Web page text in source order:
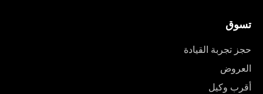
تسوق
حجز تجربة القيادة
العروض
أقرب وكيل